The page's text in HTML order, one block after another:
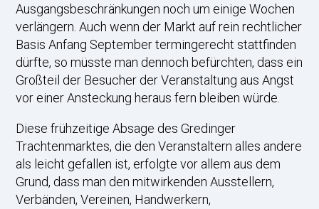
Ausgangsbeschränkungen noch um einige Wochen
verlängern. Auch wenn der Markt auf rein rechtlicher
Basis Anfang September termingerecht stattfinden
dürfte, so müsste man dennoch befürchten, dass ein
Großteil der Besucher der Veranstaltung aus Angst
vor einer Ansteckung heraus fern bleiben würde.
Diese frühzeitige Absage des Gredinger
Trachtenmarktes, die den Veranstaltern alles andere
als leicht gefallen ist, erfolgte vor allem aus dem
Grund, dass man den mitwirkenden Ausstellern,
Verbänden, Vereinen, Handwerkern,